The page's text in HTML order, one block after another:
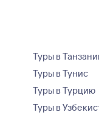
Туры в
Туры в Тунис
Туры в Турцию
Туры в